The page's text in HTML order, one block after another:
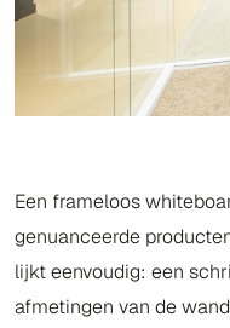
Een frameloos
genuanceerde
lijkt eenvoudig: een
afmetingen van de